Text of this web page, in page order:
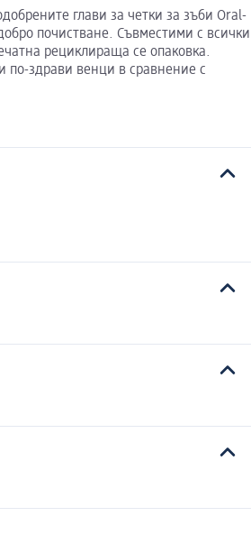
глави за четки за зъби Oral-
почистване. Съвместими с всички
рециклираща се опаковка.
по-здрави венци в сравнение с